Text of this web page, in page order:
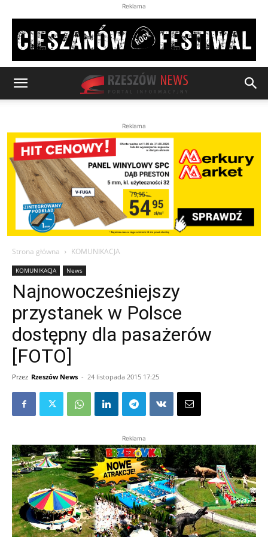
Reklama
Reklama
Strona główna KOMUNIKACJA
KOMUNIKACJA News
Najnowocześniejszy
przystanek w Polsce
dostępny dla pasażerów
[FOTO]
Przez Rzeszów News - 24 listopada 2015 17:25
Reklama